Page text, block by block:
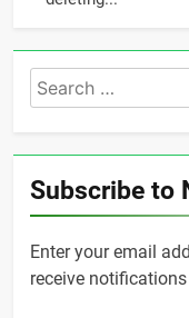
Search
for:
Subscribe to
Enter your email
receive